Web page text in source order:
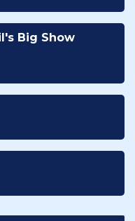
Big Show